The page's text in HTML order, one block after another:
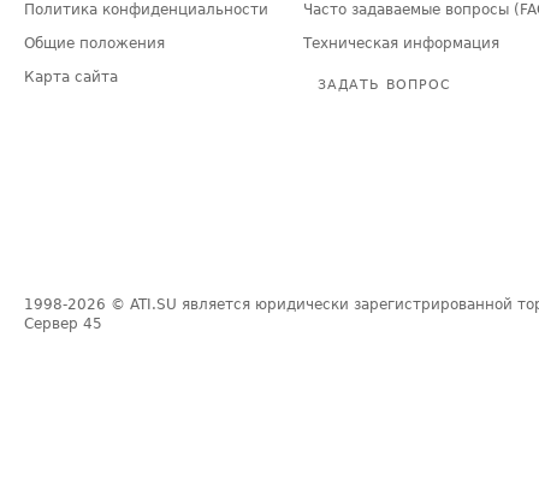
Политика конфиденциальности
Общие положения
Карта сайта
Часто задаваемые вопросы
Техническая информация
ЗАДАТЬ ВОПРОС
1998-2026 © ATI.SU является юридически зарегистрированной
Сервер 45